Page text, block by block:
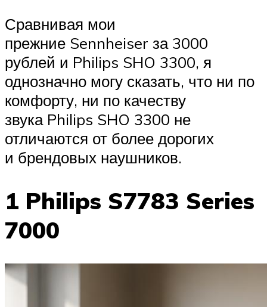
Сравнивая мои
прежние Sennheiser за 3000
рублей и Philips SHO 3300, я
однозначно могу сказать, что ни по
комфорту, ни по качеству
звука Philips SHO 3300 не
отличаются от более дорогих
и брендовых наушников.
1 Philips S7783 Series
7000